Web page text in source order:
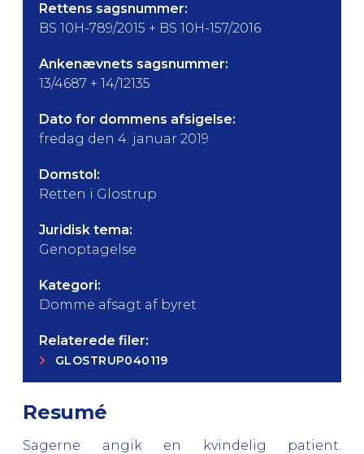
Rettens sagsnummer:
BS 10H-789/2015 + BS 10H-157/2016
Ankenævnets sagsnummer:
13/4687 + 14/12135
Dato for dommens afsigelse:
fredag den 4. januar 2019
Domstol:
Retten i Glostrup
Juridisk tema:
Genoptagelse
Kategori:
Domme afsagt af byret
Relaterede filer:
GLOSTRUP040119
Resumé
Sagerne angik en kvindelig patient.